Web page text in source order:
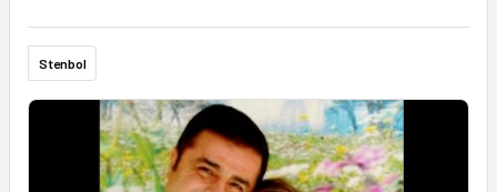
Stenbol